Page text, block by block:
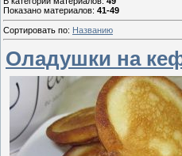
Показано материалов: 41-49
Сортировать по: Названию
Оладушки на